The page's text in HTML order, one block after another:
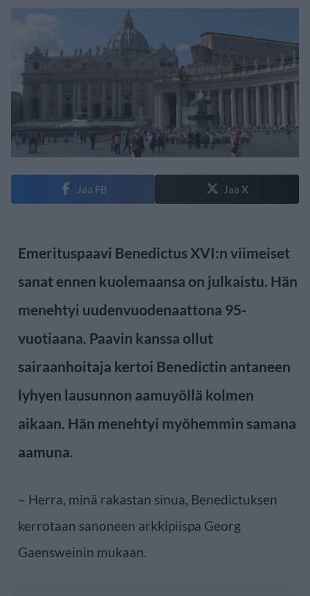
Jaa FB Jaa X
Emerituspaavi Benedictus XVI:n viimeiset
sanat ennen kuolemaansa on julkaistu. Hän
menehtyi uudenvuodenaattona 95-
vuotiaana. Paavin kanssa ollut
sairaanhoitaja kertoi Benedictin antaneen
lyhyen lausunnon aamuyöllä kolmen
aikaan. Hän menehtyi myöhemmin samana
aamuna.
– Herra, minä rakastan sinua, Benedictuksen
kerrotaan sanoneen arkkipiispa Georg
Gaensweinin mukaan.